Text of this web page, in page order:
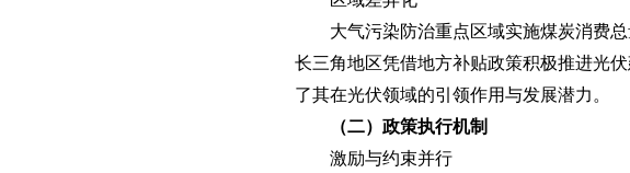
大气污染防治重点区域实施煤炭消费
长三角地区凭借地方补贴政策积极推进光
了其在光伏领域的引领作用与发展潜力。
（二）政策执行机制
激励与约束并行